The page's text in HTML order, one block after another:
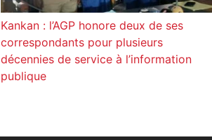
Kankan : l’AGP honore deux de ses
correspondants pour plusieurs
décennies de service à l’information
publique